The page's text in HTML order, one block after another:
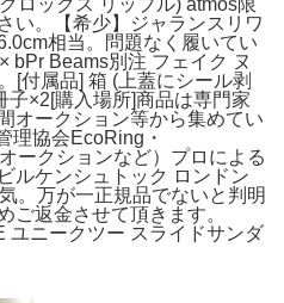
い。【希少】ジャランスリワ
相当。問題なく履いてい
bPr Beams別注 フェイク ヌ
[付属品] 箱 (上蓋にシール剥
子×2[購入場所]商品は専門家
オークション等から集めてい
理協会EcoRing・
ークションなど）プロによる
ルケンシュトック ロンドン
。万が一正規品でないと判明
ご返金させて頂きます。
ユニークツー スライドサンダ